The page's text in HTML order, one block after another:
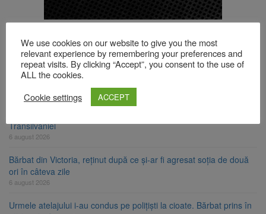
Strategia națională pentru biodiversitate 2026-2030, adoptată de
Senat. Proiectul merge la promulgare
Transilvaniei
6 august 2026
Bărbat din Victoria, reținut după ce și-ar fi agresat soția de două
ori în câteva zile
6 august 2026
Urmele atelajului i-au condus pe polițiști la cioate. Bărbat prins în
We use cookies on our website to give you the most
relevant experience by remembering your preferences and
repeat visits. By clicking “Accept”, you consent to the use of
ALL the cookies.
Cookie settings
ACCEPT